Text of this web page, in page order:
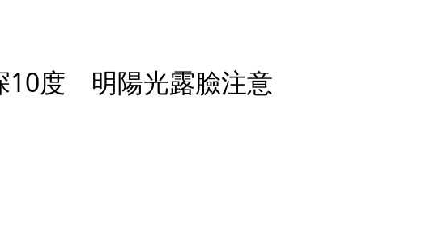
10度 明陽光露臉注意